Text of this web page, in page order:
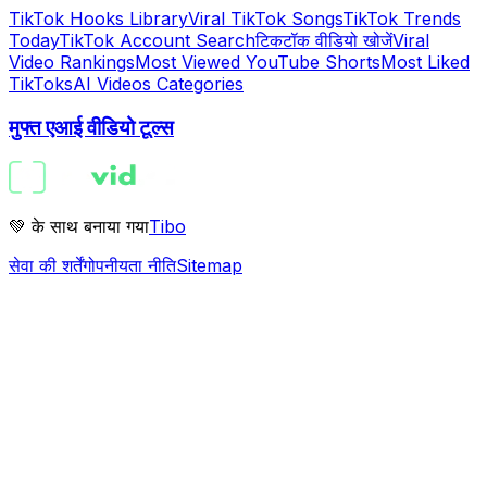
TikTok Hooks LibraryViral TikTok SongsTikTok Trends
TodayTikTok Account Searchटिकटॉक वीडियो खोजेंViral
Video RankingsMost Viewed YouTube ShortsMost Liked
TikToksAI Videos Categories
मुफ्त एआई वीडियो टूल्स
💚 के साथ बनाया गयाTibo
सेवा की शर्तेंगोपनीयता नीतिSitemap